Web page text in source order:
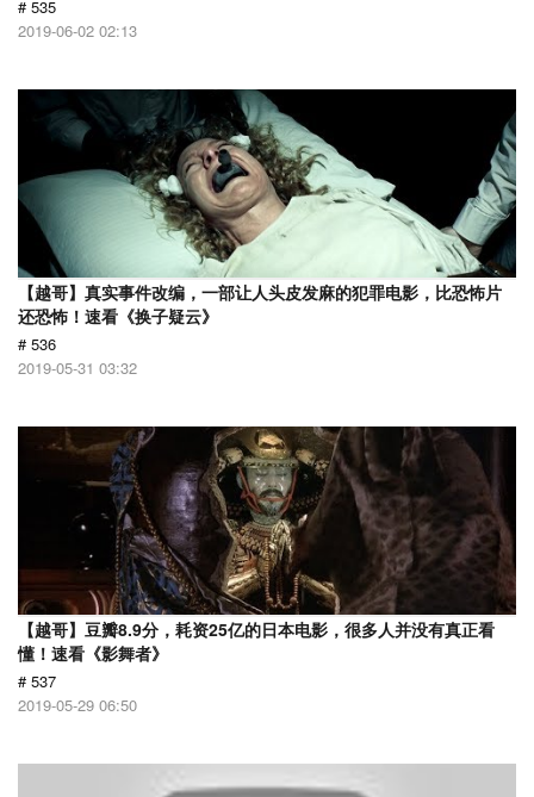
# 535
2019-06-02 02:13
【越哥】真实事件改编，一部让人头皮发麻的犯罪电影，比恐怖片
还恐怖！速看《换子疑云》
# 536
2019-05-31 03:32
【越哥】豆瓣8.9分，耗资25亿的日本电影，很多人并没有真正看
懂！速看《影舞者》
# 537
2019-05-29 06:50